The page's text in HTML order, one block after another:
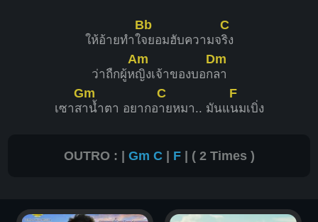
ให้อ้ายทำใ
Bb
จยอมฮับความจ
C
ริง
ว่าถืกผู้ห
Am
ญิงเจ้าของบอก
Dm
ลา
เซาส
Gm
าน้ำตา อยากอ
C
ายหมา.. มันแ
F
นมเบิ่ง
OUTRO : | Gm C | F| ( 2 Times )